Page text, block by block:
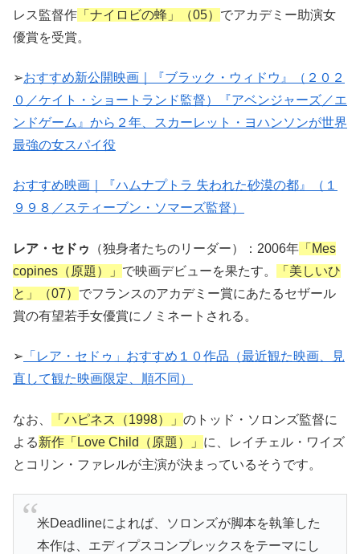
レス監督作 「ナイロビの蜂」（05） でアカデミー助演女
優賞を受賞。
➢おすすめ新公開映画｜『ブラック・ウィドウ』（２０２
０／ケイト・ショートランド監督）『アベンジャーズ／エ
ンドゲーム』から２年、スカーレット・ヨハンソンが世界
最強の女スパイ役
おすすめ映画｜『ハムナプトラ 失われた砂漠の都』（１
９９８／スティーブン・ソマーズ監督）
レア・セドゥ （独身者たちのリーダー）：2006年 「Mes
copines（原題）」 で映画デビューを果たす。
「美しいひ
と」（07） でフランスのアカデミー賞にあたるセザール
賞の有望若手女優賞にノミネートされる。
➢ 「レア・セドゥ」おすすめ１０作品（最近観た映画、見
直して観た映画限定、順不同）
なお、 「ハピネス（1998）」 のトッド・ソロンズ監督に
よる新作「Love Child（原題）」 に、レイチェル・ワイズ
とコリン・ファレルが主演が決まっているそうです。
米Deadlineによれば、ソロンズが脚本を執筆した
本作は、エディプスコンプレックスをテーマにし